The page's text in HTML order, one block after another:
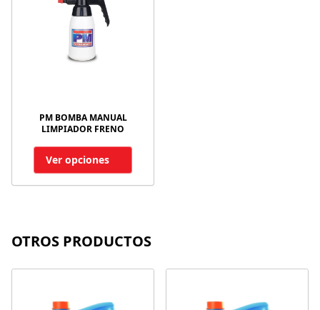
PM BOMBA MANUAL
LIMPIADOR FRENO
Ver opciones
OTROS PRODUCTOS